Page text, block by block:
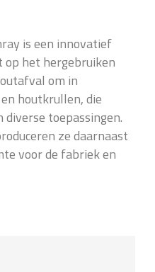
is een innovatief
het hergebruiken
om in
houtkrullen, die
toepassingen.
ze daarnaast
voor de fabriek en